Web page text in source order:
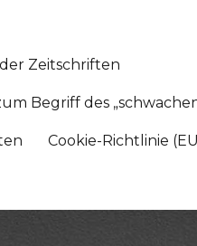
Zeitschriften
Begriff des
Cookie-Richtlinie